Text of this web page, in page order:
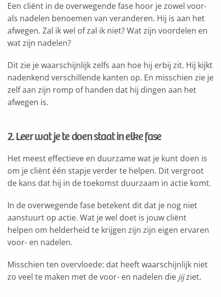
Een cliënt in de overwegende fase hoor je zowel voor-
als nadelen benoemen van veranderen. Hij is aan het
afwegen. Zal ik wel of zal ik niet? Wat zijn voordelen en
wat zijn nadelen?
Dit zie je waarschijnlijk zelfs aan hoe hij erbij zit. Hij kijkt
nadenkend verschillende kanten op. En misschien zie je
zelf aan zijn romp of handen dat hij dingen aan het
afwegen is.
2. Leer wat je te doen staat in elke fase
Het meest effectieve en duurzame wat je kunt doen is
om je cliënt één stapje verder te helpen. Dit vergroot
de kans dat hij in de toekomst duurzaam in actie komt.
In de overwegende fase betekent dit dat je nog niet
aanstuurt op actie. Wat je wel doet is jouw cliënt
helpen om helderheid te krijgen zijn zijn eigen ervaren
voor- en nadelen.
Misschien ten overvloede: dat heeft waarschijnlijk niet
zo veel te maken met de voor- en nadelen die jijziet.